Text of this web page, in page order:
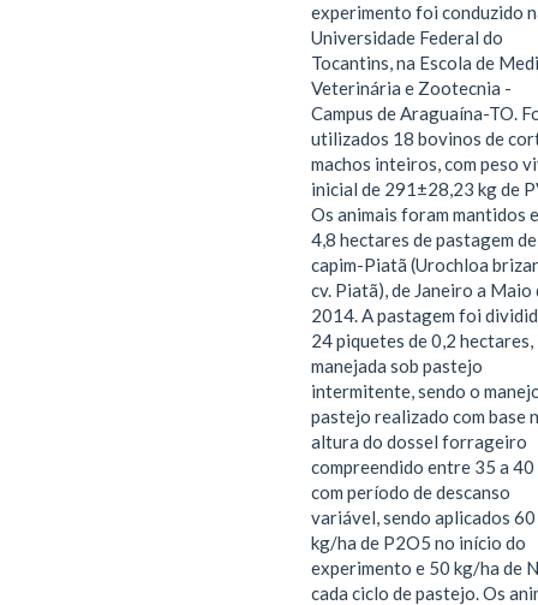
experimento foi conduzido
Universidade Federal do
Tocantins, na Escola de
Veterinária e Zootecnia -
Campus de Araguaína-TO.
utilizados 18 bovinos de
machos inteiros, com peso
inicial de 291±28,23 kg de
Os animais foram mantidos
4,8 hectares de pastagem de
capim-Piatã (Urochloa
cv. Piatã), de Janeiro a Maio
2014. A pastagem foi
24 piquetes de 0,2 hectares,
manejada sob pastejo
intermitente, sendo o
pastejo realizado com base
altura do dossel forrageiro
compreendido entre 35 a 40
com período de descanso
variável, sendo aplicados 60
kg/ha de P2O5 no início do
experimento e 50 kg/ha de
cada ciclo de pastejo. Os